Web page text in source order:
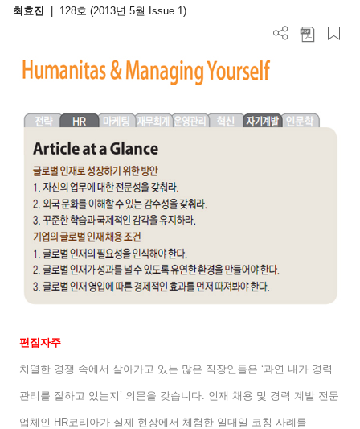
최효진 128호 (2013년 5월 Issue 1)
편집자주
치열한 경쟁 속에서 살아가고 있는 많은 직장인들은 ‘과연 내가 경력
관리를 잘하고 있는지 ’ 의문을 갖습니다 인재 채용 및 경력 계발 전문
업체인 HR코리아가 실제 현장에서 체험한 일대일 코칭 사례를